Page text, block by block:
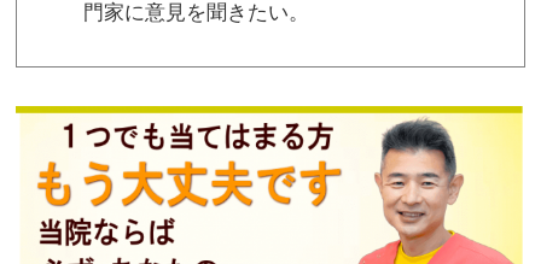
門家に意見を聞きたい。